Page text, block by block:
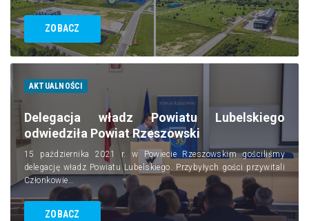
ZOBACZ
AKTUALNOŚCI
Delegacja władz Powiatu Lubelskiego
odwiedziła Powiat Rzeszowski
15 października 2021 r. w Powiecie Rzeszowskim gościliśmy
delegację władz Powiatu Lubelskiego. Przybyłych gości przywitali
Członkowie…
ZOBACZ